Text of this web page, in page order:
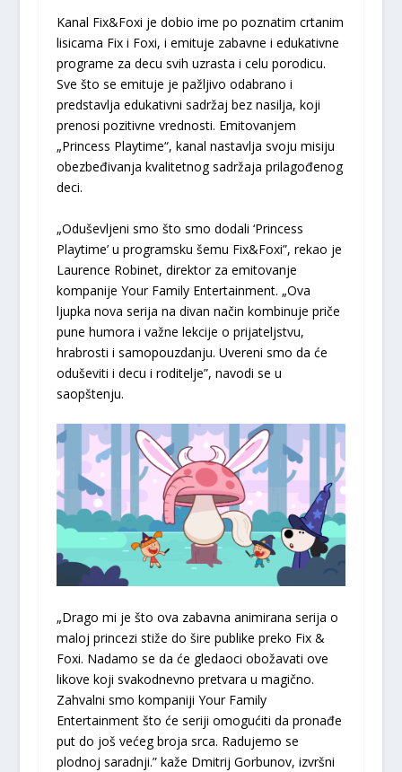
Kanal Fix&Foxi je dobio ime po poznatim crtanim
lisicama Fix i Foxi, i emituje zabavne i edukativne
programe za decu svih uzrasta i celu porodicu.
Sve što se emituje je pažljivo odabrano i
predstavlja edukativni sadržaj bez nasilja, koji
prenosi pozitivne vrednosti. Emitovanjem
„Princess Playtime“, kanal nastavlja svoju misiju
obezbeđivanja kvalitetnog sadržaja prilagođenog
deci.
„Oduševljeni smo što smo dodali ‘Princess
Playtime’ u programsku šemu Fix&Foxi”, rekao je
Laurence Robinet, direktor za emitovanje
kompanije Your Family Entertainment. „Ova
ljupka nova serija na divan način kombinuje priče
pune humora i važne lekcije o prijateljstvu,
hrabrosti i samopouzdanju. Uvereni smo da će
oduševiti i decu i roditelje”, navodi se u
saopštenju.
„Drago mi je što ova zabavna animirana serija o
maloj princezi stiže do šire publike preko Fix &
Foxi. Nadamo se da će gledaoci obožavati ove
likove koji svakodnevno pretvara u magično.
Zahvalni smo kompaniji Your Family
Entertainment što će seriji omogućiti da pronađe
put do još većeg broja srca. Radujemo se
plodnoj saradnji.” kaže Dmitrij Gorbunov, izvršni